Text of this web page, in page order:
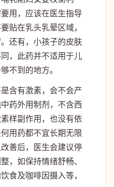
用，应该在医生指导
贴在乳头乳晕区域，
还有，小孩子的皮肤
，此药并不适用于儿
不到的地方。
含有激素，会不会产
药外用制剂，不含西
样副作用，也没有依
用药都不宜长期无限
善后，医生会建议停
，如保持情绪舒畅、
食及咖啡因摄入等，